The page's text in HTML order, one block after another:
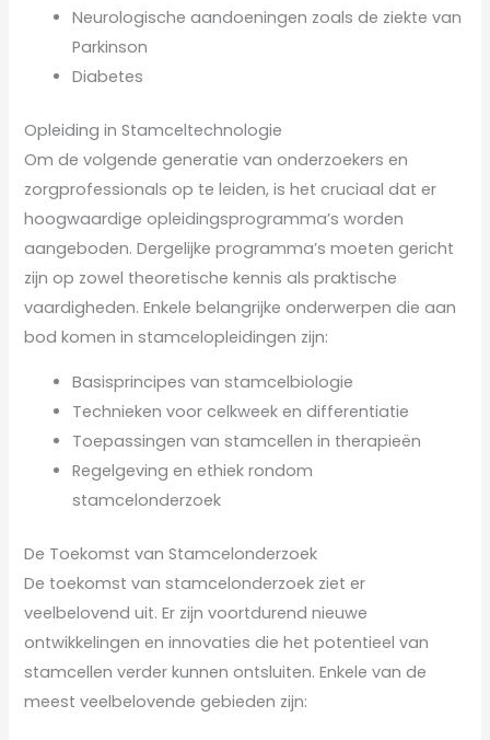
Neurologische aandoeningen zoals de ziekte van
Parkinson
Diabetes
Opleiding in Stamceltechnologie
Om de volgende generatie van onderzoekers en
zorgprofessionals op te leiden, is het cruciaal dat er
hoogwaardige opleidingsprogramma’s worden
aangeboden. Dergelijke programma’s moeten gericht
zijn op zowel theoretische kennis als praktische
vaardigheden. Enkele belangrijke onderwerpen die aan
bod komen in stamcelopleidingen zijn:
Basisprincipes van stamcelbiologie
Technieken voor celkweek en differentiatie
Toepassingen van stamcellen in therapieën
Regelgeving en ethiek rondom
stamcelonderzoek
De Toekomst van Stamcelonderzoek
De toekomst van stamcelonderzoek ziet er
veelbelovend uit. Er zijn voortdurend nieuwe
ontwikkelingen en innovaties die het potentieel van
stamcellen verder kunnen ontsluiten. Enkele van de
meest veelbelovende gebieden zijn: